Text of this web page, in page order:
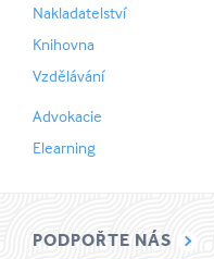
Nakladatelství
Knihovna
Vzdělávání
Advokacie
Elearning
PODPOŘTE NÁS